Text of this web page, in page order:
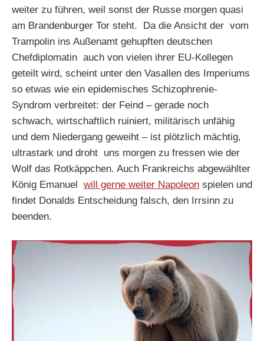
weiter zu führen, weil sonst der Russe morgen quasi
am Brandenburger Tor steht. Da die Ansicht der vom
Trampolin ins Außenamt gehupften deutschen
Chefdiplomatin auch von vielen ihrer EU-Kollegen
geteilt wird, scheint unter den Vasallen des Imperiums
so etwas wie ein epidemisches Schizophrenie-
Syndrom verbreitet: der Feind – gerade noch
schwach, wirtschaftlich ruiniert, militärisch unfähig
und dem Niedergang geweiht – ist plötzlich mächtig,
ultrastark und droht uns morgen zu fressen wie der
Wolf das Rotkäppchen. Auch Frankreichs abgewählter
König Emanuel will gerne weiter Napoleon spielen und
findet Donalds Entscheidung falsch, den Irrsinn zu
beenden.